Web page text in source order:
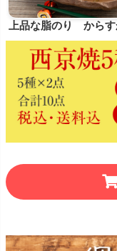
見た目も鮮やか 赤魚